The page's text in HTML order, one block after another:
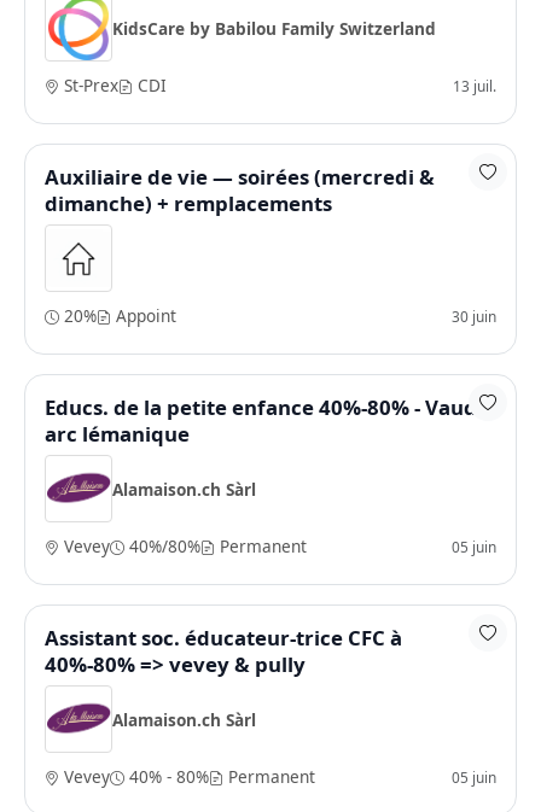
KidsCare by Babilou Family Switzerland
St-Prex CDI 13 juil.
Auxiliaire de vie — soirées (mercredi &
dimanche) + remplacements
20% Appoint 30 juin
Educs. de la petite enfance 40%-80% - Vaud /
arc lémanique
Alamaison.ch Sàrl
Vevey 40%/80% Permanent 05 juin
Assistant soc. éducateur-trice CFC à
40%-80% => vevey & pully
Alamaison.ch Sàrl
Vevey 40% - 80% Permanent 05 juin